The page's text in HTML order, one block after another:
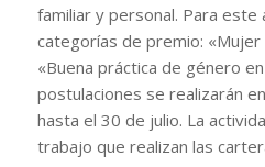
familiar y personal. Para
categorías de premio:
«Buena práctica de género
postulaciones se realizarán
hasta el 30 de julio. La
trabajo que realizan las